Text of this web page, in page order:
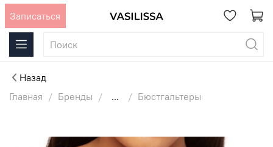
Записаться
Назад
Главная
Бренды ... Бюстгальтеры